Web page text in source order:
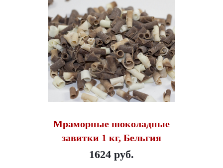
Мраморные шоколадные
завитки 1 кг, Бельгия
1624 руб.